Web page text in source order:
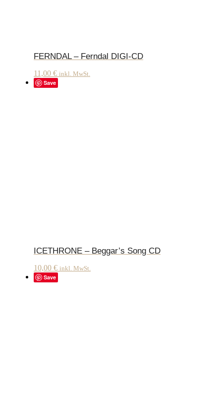
FERNDAL – Ferndal DIGI-CD
11,00 € inkl. MwSt.
Save
ICETHRONE – Beggar’s Song CD
10,00 € inkl. MwSt.
Save